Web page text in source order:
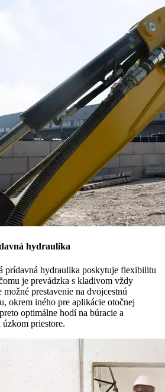
hydraulika
prídavná hydraulika poskytuje flexibilitu
je prevádzka s kladivom vždy
prestavenie na dvojcestnú
okrem iného pre aplikácie otočnej
optimálne hodí na búracie a
úzkom priestore.